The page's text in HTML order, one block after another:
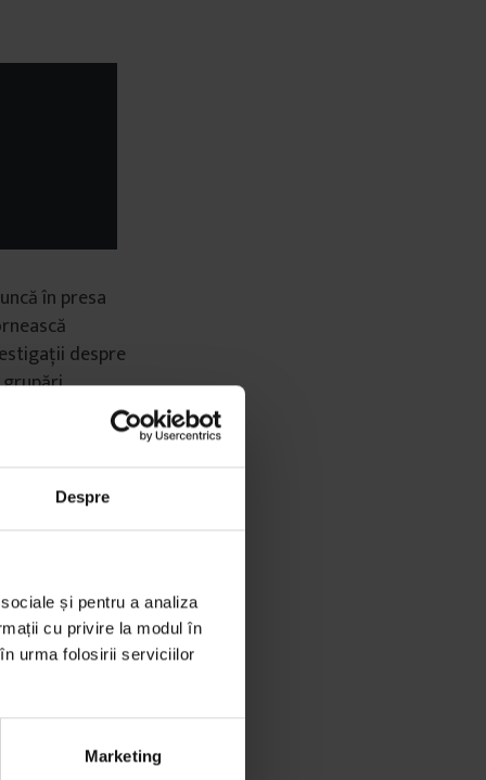
Despre
și pentru a analiza
cu privire la modul în
urma folosirii serviciilor
Marketing
în presa
despre
om care până
dintre cei
Crede
trăiești, care
plecând
la